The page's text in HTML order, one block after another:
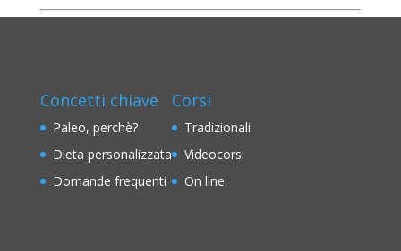
Concetti chiave
Paleo, perchè?
Dieta personalizzata
Domande frequenti
Corsi
Tradizionali
Videocorsi
On line